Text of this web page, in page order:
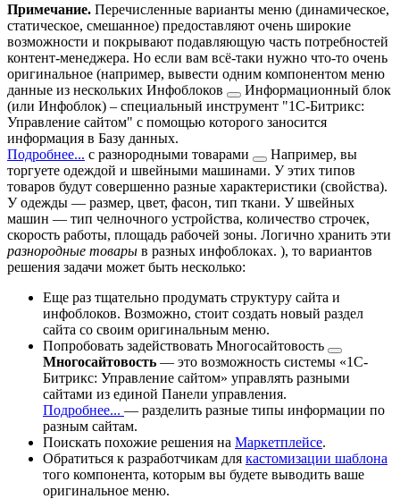
Примечание. Перечисленные варианты меню (динамическое,
статическое, смешанное) предоставляют очень широкие
возможности и покрывают подавляющую часть потребностей
контент-менеджера. Но если вам всё-таки нужно что-то очень
оригинальное (например, вывести одним компонентом меню
данные из нескольких Инфоблоков
Информационный блок
(или Инфоблок) – специальный инструмент "1С-Битрикс:
Управление сайтом" с помощью которого заносится
информация в Базу данных.
Подробнее... с разнородными товарами
Например, вы
торгуете одеждой и швейными машинами. У этих типов
товаров будут совершенно разные характеристики (свойства).
У одежды — размер, цвет, фасон, тип ткани. У швейных
машин — тип челночного устройства, количество строчек,
скорость работы, площадь рабочей зоны. Логично хранить эти
разнородные товары в разных инфоблоках. ), то вариантов
решения задачи может быть несколько:
Еще раз тщательно продумать структуру сайта и
инфоблоков. Возможно, стоит создать новый раздел
сайта со своим оригинальным меню.
Попробовать задействовать Многосайтовость
Многосайтовость — это возможность системы «1С-
Битрикс: Управление сайтом» управлять разными
сайтами из единой Панели управления.
Подробнее... — разделить разные типы информации по
разным сайтам.
Поискать похожие решения на Маркетплейсе.
Обратиться к разработчикам для кастомизации шаблона
того компонента, которым вы будете выводить ваше
оригинальное меню.